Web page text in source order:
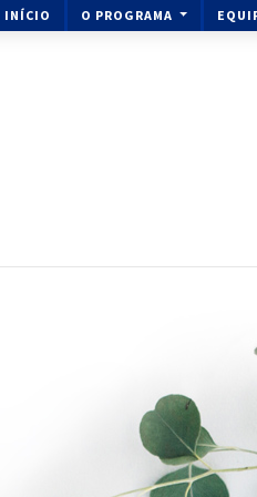
INÍCIO O PROGRAMA
Ingresse no Mestrado ou
Melhoramento de Plantas
O PROCESSO SELETIVO PARA
DOUTORADO EM GENÉTICA E